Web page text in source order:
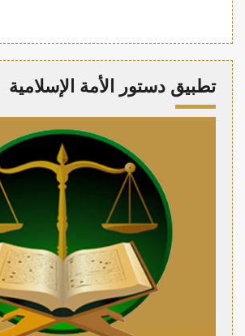
تطبيق دستور الأمة الإسلامية